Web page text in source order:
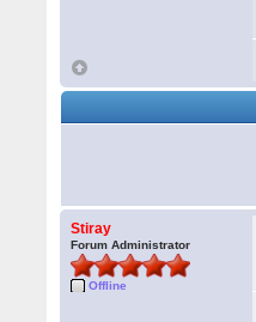
Stiray
Forum Administrator
Offline